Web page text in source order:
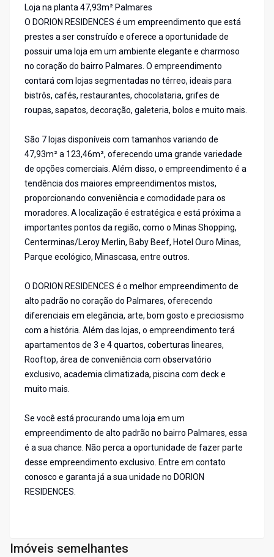
Loja na planta 47,93m² Palmares
O DORION RESIDENCES é um empreendimento que está
prestes a ser construído e oferece a oportunidade de
possuir uma loja em um ambiente elegante e charmoso
no coração do bairro Palmares. O empreendimento
contará com lojas segmentadas no térreo, ideais para
bistrôs, cafés, restaurantes, chocolataria, grifes de
roupas, sapatos, decoração, galeteria, bolos e muito mais.
São 7 lojas disponíveis com tamanhos variando de
47,93m² a 123,46m², oferecendo uma grande variedade
de opções comerciais. Além disso, o empreendimento é a
tendência dos maiores empreendimentos mistos,
proporcionando conveniência e comodidade para os
moradores. A localização é estratégica e está próxima a
importantes pontos da região, como o Minas Shopping,
Centerminas/Leroy Merlin, Baby Beef, Hotel Ouro Minas,
Parque ecológico, Minascasa, entre outros.
O DORION RESIDENCES é o melhor empreendimento de
alto padrão no coração do Palmares, oferecendo
diferenciais em elegância, arte, bom gosto e preciosismo
com a história. Além das lojas, o empreendimento terá
apartamentos de 3 e 4 quartos, coberturas lineares,
Rooftop, área de conveniência com observatório
exclusivo, academia climatizada, piscina com deck e
muito mais.
Se você está procurando uma loja em um
empreendimento de alto padrão no bairro Palmares, essa
é a sua chance. Não perca a oportunidade de fazer parte
desse empreendimento exclusivo. Entre em contato
conosco e garanta já a sua unidade no DORION
RESIDENCES.
Imóveis semelhantes